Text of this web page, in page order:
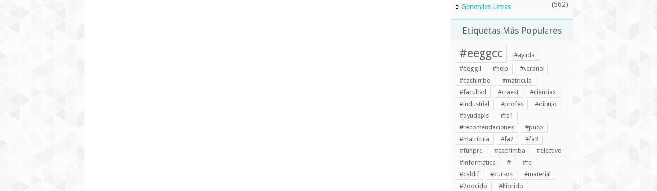
Generales Letras (562)
Etiquetas Más Populares
#eeggcc
#ayuda
#eeggll
#help
#verano
#cachimbo
#matricula
#facultad
#craest
#ciencias
#industrial
#profes
#dibujo
#ayudapls
#fa1
#recomendaciones
#pucp
#matrícula
#fa2
#fa3
#funpro
#cachimba
#electivo
#informatica
#
#fci
#caldif
#cursos
#material
#2dociclo
#hibrido